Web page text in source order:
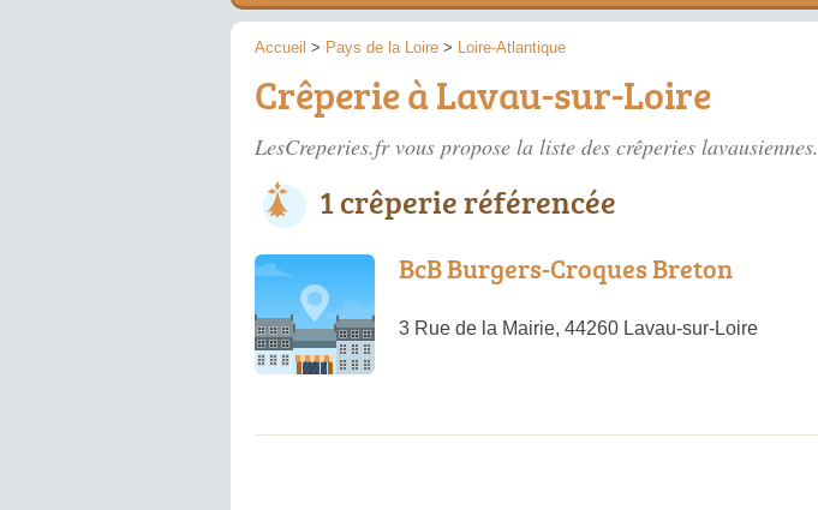
Accueil > Pays de la Loire > Loire-Atlantique
Crêperie à Lavau-sur-Loire
LesCreperies.fr vous propose la liste des crêperies lavausiennes.
1 crêperie référencée
BcB Burgers-Croques Breton
3 Rue de la Mairie, 44260 Lavau-sur-Loire